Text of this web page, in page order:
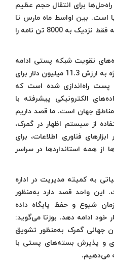
برای انتقال حجم عظیم
است. بین اواسط ماه مارس تا
امروز، 21 قطار مخصوص حمل نامه فقط نزدیک به 8000 تن نامه را
تقویت شبکه پستی ادامه
داده است. بوزتا می‌گوید: 30 پروژه به ارزش 11.3 میلیون دلار برای
پست راه‌اندازی شده است که
الکترونیکی پیشرفته با
همه مناطق جهان است. ما قصد داریم
از سیستم اظهار در گمرک،
فناوری اطلاعات، برای
از همه استاندارد‌ها در سراسر
به کمیته مدیریت در اداره
واحد قصد دارد به‌منظور
زمان شیوع و حفظ پایگاه داده
خود ادامه دهد. بوزتا می‌گوید:
جهانی گمرک به‌منظور تشویق
و پذیرش بسته‌های پستی با